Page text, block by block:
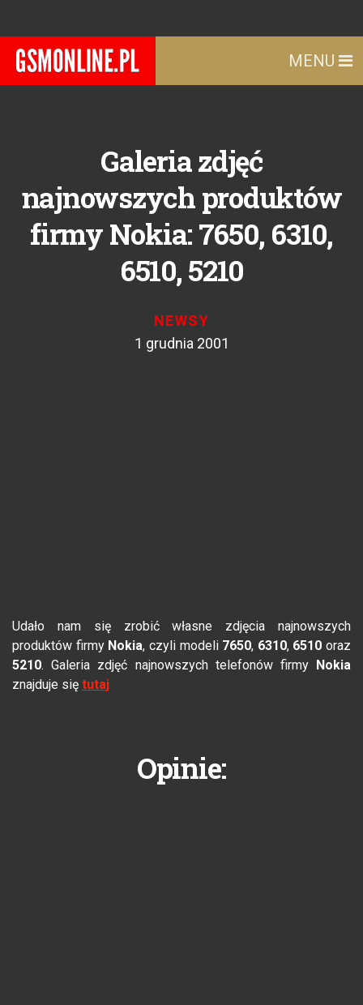
MENU
Galeria zdjęć
najnowszych produktów
firmy Nokia: 7650, 6310,
6510, 5210
NEWSY
1 grudnia 2001
Udało nam się zrobić własne zdjęcia najnowszych
produktów firmy Nokia, czyli modeli 7650, 6310, 6510 oraz
5210. Galeria zdjęć najnowszych telefonów firmy
Nokia
znajduje się tutaj
Opinie: